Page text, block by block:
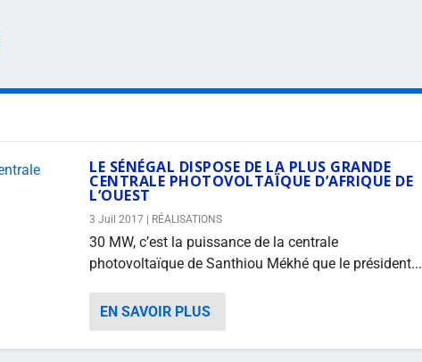
LE SÉNÉGAL DISPOSE DE LA PLUS GRANDE
CENTRALE PHOTOVOLTAÏQUE D’AFRIQUE DE
L’OUEST
3 Juil 2017 RÉALISATIONS
30 MW, c’est la puissance de la centrale
photovoltaïque de Santhiou Mékhé que le président...
EN SAVOIR PLUS